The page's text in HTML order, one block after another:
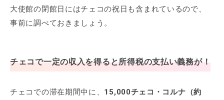
大使館の閉館日にはチェコの祝日も含まれているので、
事前に調べておきましょう。
チェコで一定の収入を得ると所得税の支払い義務が！
チェコでの滞在期間中に、 15,000チェコ・コルナ（約